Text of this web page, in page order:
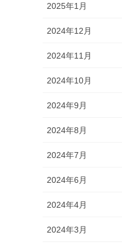
2025年1月
2024年12月
2024年11月
2024年10月
2024年9月
2024年8月
2024年7月
2024年6月
2024年4月
2024年3月